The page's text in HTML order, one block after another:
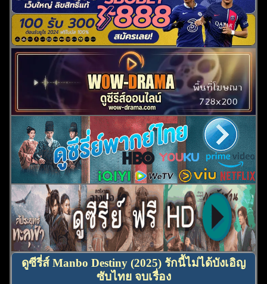
ดูซีรี่ส์ Manbo Destiny (2025) รักนี้ไม่ได้บังเอิญ
ซับไทย จบเรื่อง